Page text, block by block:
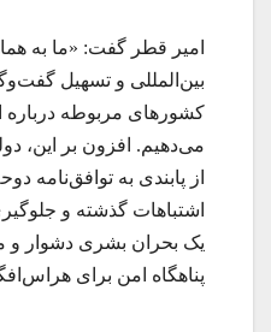
امیر قطر گفت: «ما به
بین‌المللی و تسهیل
کشورهای مربوطه درباره
می‌دهیم. افزون بر این،
از پابندی به توافق‌نامه
اشتباهات گذشته و
یک بحران بشری دشوار و
پناهگاه امن برای